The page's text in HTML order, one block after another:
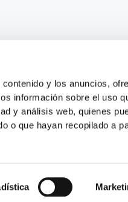
y los anuncios,
información sobre el uso
y análisis web, quienes
o que hayan recopilado a